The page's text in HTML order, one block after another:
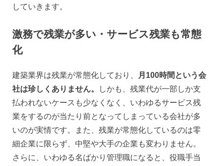
していきます。
激務で残業が多い・サービス残業も常態
化
建築業界は残業が常態化しており、
月100時間という会
社は珍しくありません。
しかも、残業代が一部しか支
払われないケースも少なくなく、いわゆるサービス残
業をするのが当たり前となってしまっている会社が多
いのが実情です。また、残業が常態化しているのは零
細企業に限らず、中堅や大手の企業も変わりません。
さらに、いわゆる名ばかり管理職になると、役職手当